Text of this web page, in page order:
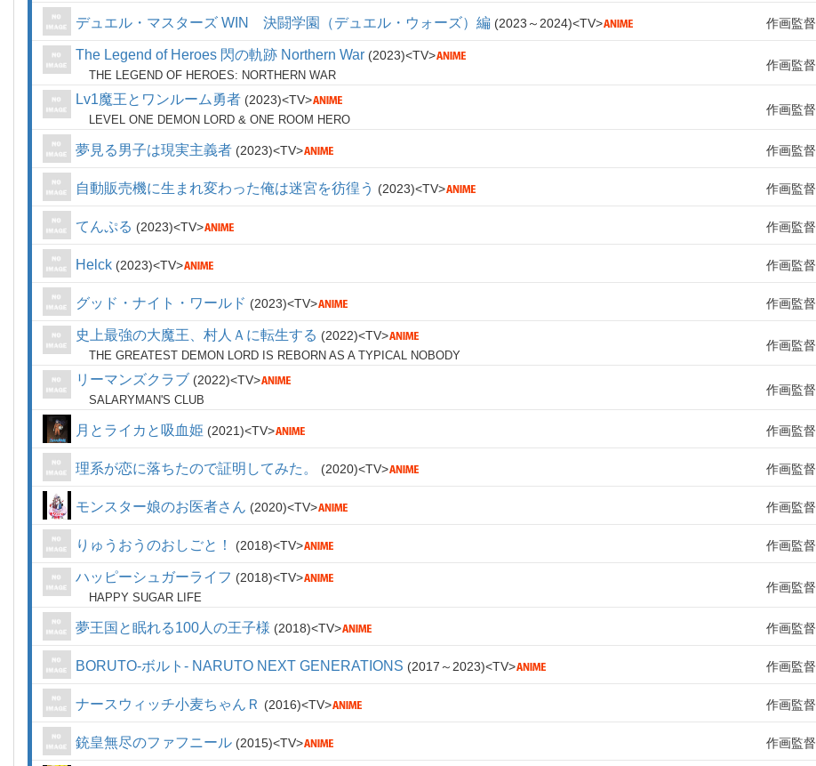
デュエル・マスターズ WIN 決闘学園（デュエル・ウォーズ）編 2023～2024 TV 作画監督
The Legend of Heroes 閃の軌跡 Northern War 2023 TV
THE LEGEND OF HEROES: NORTHERN WAR
作画監督
Lv1魔王とワンルーム勇者 2023 TV
LEVEL ONE DEMON LORD & ONE ROOM HERO
作画監督
夢見る男子は現実主義者 2023 TV 作画監督
自動販売機に生まれ変わった俺は迷宮を彷徨う 2023 TV 作画監督
てんぷる 2023 TV 作画監督
Helck 2023 TV 作画監督
グッド・ナイト・ワールド 2023 TV 作画監督
史上最強の大魔王、村人Ａに転生する 2022 TV
THE GREATEST DEMON LORD IS REBORN AS A TYPICAL NOBODY
作画監督
リーマンズクラブ 2022 TV
SALARYMAN'S CLUB
作画監督
月とライカと吸血姫 2021 TV 作画監督
理系が恋に落ちたので証明してみた。 2020 TV 作画監督
モンスター娘のお医者さん 2020 TV 作画監督
りゅうおうのおしごと！ 2018 TV 作画監督
ハッピーシュガーライフ 2018 TV
HAPPY SUGAR LIFE
作画監督
夢王国と眠れる100人の王子様 2018 TV 作画監督
BORUTO-ボルト- NARUTO NEXT GENERATIONS 2017～2023 TV 作画監督
ナースウィッチ小麦ちゃんＲ 2016 TV 作画監督
銃皇無尽のファフニール 2015 TV 作画監督